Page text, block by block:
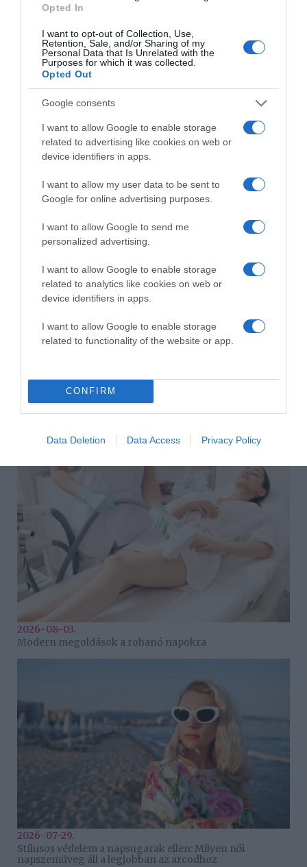
Opted In
I want to opt-out of Collection, Use,
Retention, Sale, and/or Sharing of my
Personal Data that Is Unrelated with the
Purposes for which it was collected.
Opted Out
Google consents
I want to allow Google to enable storage
related to advertising like cookies on web or
device identifiers in apps.
I want to allow my user data to be sent to
Google for online advertising purposes.
I want to allow Google to send me
personalized advertising.
I want to allow Google to enable storage
related to analytics like cookies on web or
device identifiers in apps.
I want to allow Google to enable storage
related to functionality of the website or app.
CONFIRM
Data Deletion Data Access Privacy Policy
A matrac élettartama és az árak
Azért be kell vallani, hogy az ár az egyik döntő szempont.
Az alvás minőségére a matrac élettartama is hatással van
és a legtöbb esetben a drágább típusok azok, amelyek
hosszabb ideig szolgálják a kényelmünket. A régi,
elhasználódott változatok nem nyújtanak már megfelelő
alátámasztást, kényelmet, ezáltal negatívan
időről-időre nem árt megvizsgálni annak állapotát, ha
pedig szükséges, akkor cseréljük le, hogy nyugodtabban
pihenhessünk az éjszaka folyamán.
Az alvásunk és az egészségünk nem beárazható,
úgyhogy hiába is veszünk olcsóbb matracot, az minden
lesz az életünkre, az immunrendszerünkre, a
hangulatunkra. Mindenképpen érdemes tehát befektetni
amely megszolgálja az árát.
alvás Yatas Bedding
Korábbi bejegyzések Következő bejegyzés
2026-08-03.
Modern megoldások a rohanó napokra
2026-07-29.
Stílusos védelem a napsugarak ellen: Milyen női
napszemüveg áll a legjobban az arcodhoz